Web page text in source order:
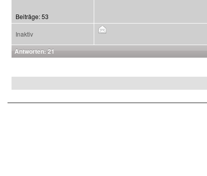
Beiträge: 53
Inaktiv
Antworten: 21